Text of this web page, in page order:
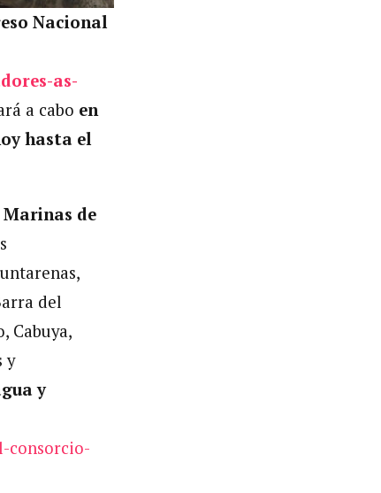
Nacional
as-
a cabo en
hasta el
Marinas de
del
Cabuya,
y
y
consorcio-